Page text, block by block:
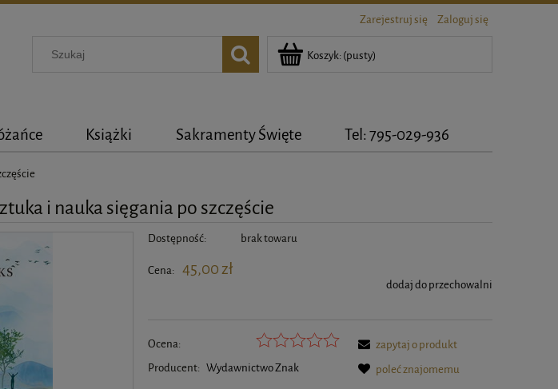
Zarejestruj się Zaloguj się
Koszyk: (pusty)
Książki Sakramenty Święte Tel: 795-029-936
i nauka sięgania po szczęście
Dostępność: brak towaru
Cena: 45,00 zł
dodaj do przechowalni
Ocena:
Producent: Wydawnictwo Znak
zapytaj o produkt
poleć znajomemu